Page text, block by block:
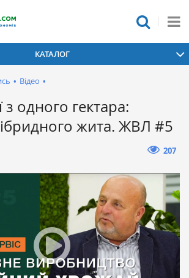
КАТАЛОГ
• Відео •
одного гектара:
жита. ЖВЛ #5
207